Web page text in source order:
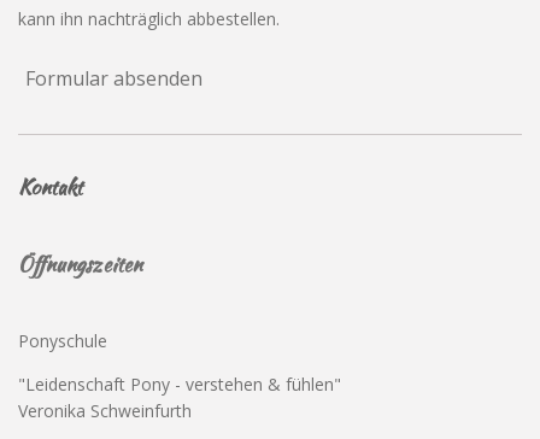
kann ihn nachträglich abbestellen.
Formular absenden
Kontakt
Öffnungszeiten
Ponyschule
"Leidenschaft Pony - verstehen & fühlen"
Veronika Schweinfurth